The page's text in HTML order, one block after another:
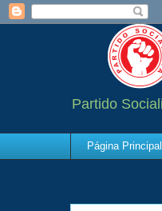
Partido
Página Principal